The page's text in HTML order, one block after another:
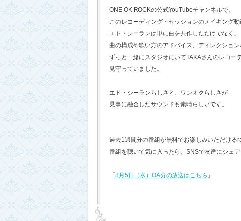
ONE OK ROCKの公式YouTubeチャンネルで、
このレコーディング・セッションのメイキング動
エド・シーランは単に曲を共作しただけでなく、
曲の構成や歌い方のアドバイス、ディレクション
ずっと一緒にスタジオにいてTAKAさんのレコー
見守っていました。
エド・シーランらしさと、ワンオクらしさが
見事に融合したサウンドも素晴らしいです。
過去1週間分の番組が無料でお楽しみいただける
番組を聴いて気に入ったら、SNSで友達にシェア
「 8月5日（水）OA分の放送はこちら 」